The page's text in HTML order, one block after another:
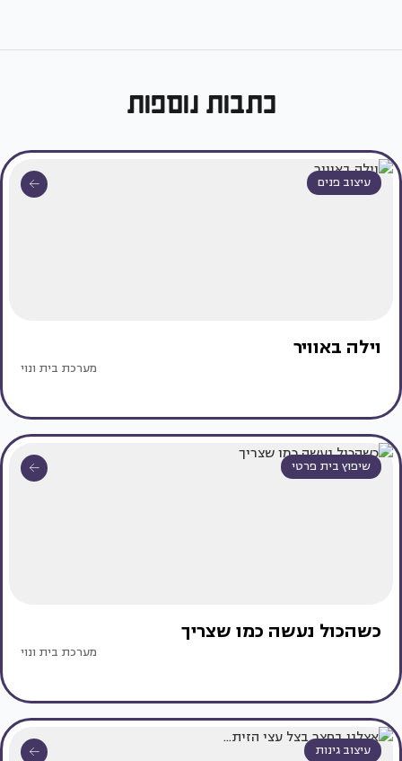
כתבות נוספות
עיצוב פנים
וילה באוויר
מערכת בית ונוי
שיפוץ בית פרטי
כשהכול נעשה כמו שצריך
מערכת בית ונוי
עיצוב גינות